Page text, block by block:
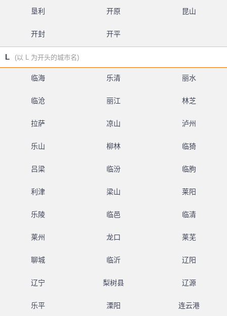
垦利 开原 昆山
开封 开平
L (以 L 为开头的城市名)
临海 乐清 丽水
临沧 丽江 林芝
拉萨 凉山 泸州
乐山 柳林 临猗
吕梁 临汾 临朐
利津 梁山 莱阳
乐陵 临邑 临清
莱州 龙口 莱芜
聊城 临沂 辽阳
辽宁 梨树县 辽源
乐平 溧阳 连云港